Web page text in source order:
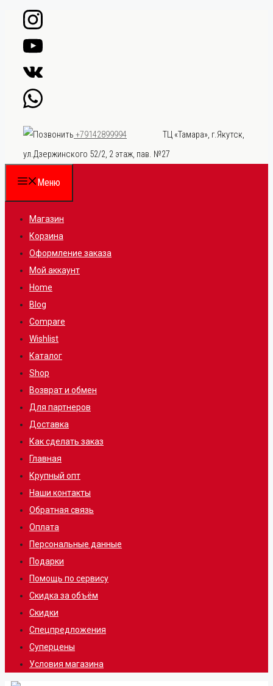
Перейти
содержимому
+79142899994
ТЦ «Тамара», г.Якутск,
ул.Дзержинского 52/2, 2 этаж, пав. №27
Меню
Магазин
Корзина
Оформление заказа
Мой аккаунт
Home
Blog
Compare
Wishlist
Каталог
Shop
Возврат и обмен
Для партнеров
Доставка
Как сделать заказ
Главная
Крупный опт
Наши контакты
Обратная связь
Оплата
Персональные данные
Подарки
Помощь по сервису
Скидка за объём
Скидки
Спецпредложения
Суперцены
Условия магазина